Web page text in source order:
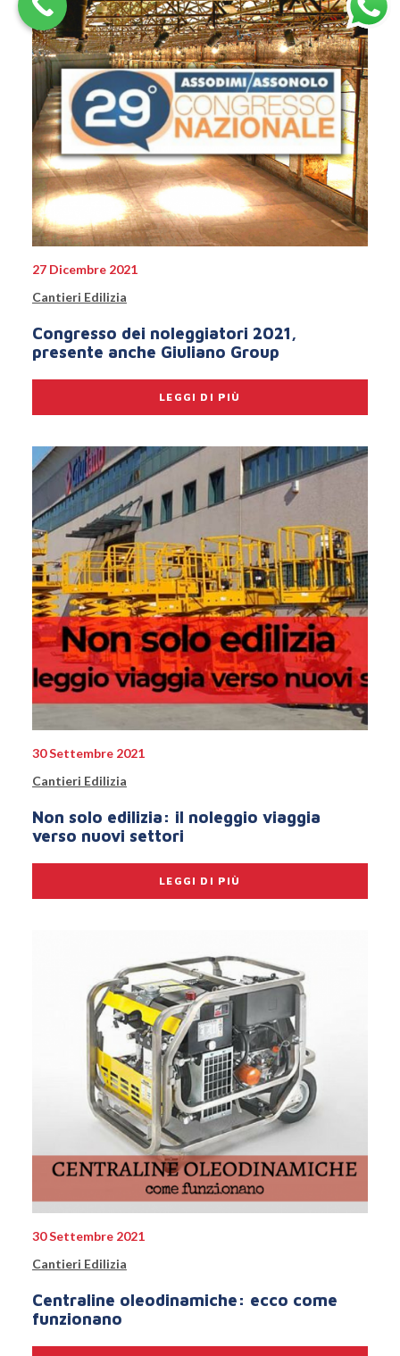
27 Dicembre 2021
Cantieri Edilizia
Congresso dei noleggiatori 2021,
presente anche Giuliano Group
LEGGI DI PIÙ
30 Settembre 2021
Cantieri Edilizia
Non solo edilizia: il noleggio viaggia
verso nuovi settori
LEGGI DI PIÙ
30 Settembre 2021
Cantieri Edilizia
Centraline oleodinamiche: ecco come
funzionano